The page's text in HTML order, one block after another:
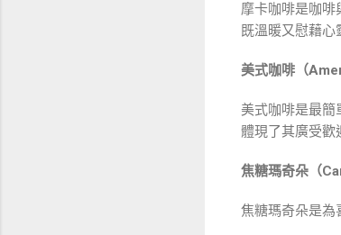
摩卡咖啡是咖
既溫暖又慰藉心
美式咖啡（
美式咖啡是最
體現了其廣受歡
焦糖瑪奇朵（
焦糖瑪奇朵是為